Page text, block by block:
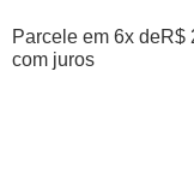
Parcele em 6x deR$
com juros